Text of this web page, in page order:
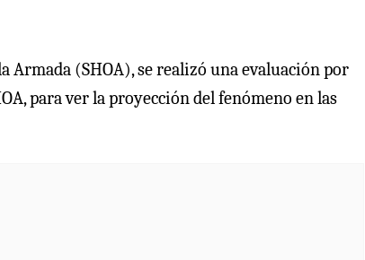
Armada (SHOA), se realizó una evaluación por
para ver la proyección del fenómeno en las